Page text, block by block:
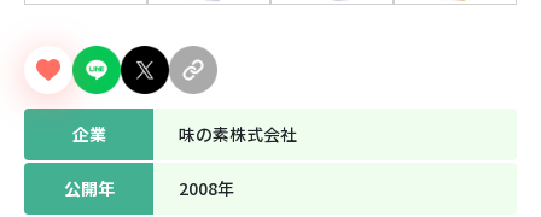
企業 味の素株式会社
公開年 2008年